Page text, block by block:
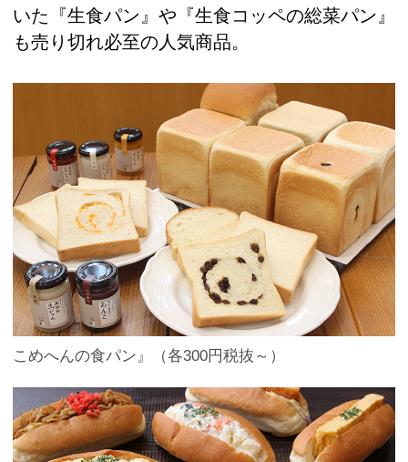
いた『生食パン』や『生食コッペの総菜パン』
も売り切れ必至の人気商品。
こめへんの食パン』（各300円税抜～）